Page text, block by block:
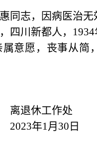
同志，因病医治
川新都人，1934
愿，丧事从简，
作处
30日